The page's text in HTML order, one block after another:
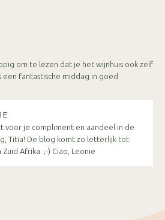
om te lezen dat je het wijnhuis ook zelf
fantastische middag in goed
voor je compliment en aandeel in de
Titia! De blog komt zo letterlijk tot
Zuid Afrika. ;-) Ciao, Leonie